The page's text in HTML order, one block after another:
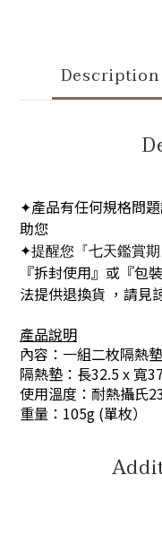
Description
✦產品有任何規格問
助您
✦提醒您『七天鑑賞期
『拆封使用』或『包
法提供退換貨 ，請見
產品說明
內容：一組二枚隔熱墊
隔熱墊：長32.5 x 寬
使用溫度：耐熱攝氏
重量：105g (單枚）